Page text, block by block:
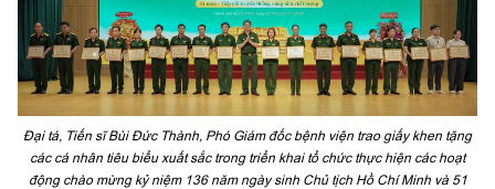
Đại tá, Tiến sĩ Bùi Đức Thành, Phó Giám đốc bệnh viện trao giấy khen tặng
các cá nhân tiêu biểu xuất sắc trong triển khai tổ chức thực hiện các hoạt
động chào mừng kỷ niệm 136 năm ngày sinh Chủ tịch Hồ Chí Minh và 51